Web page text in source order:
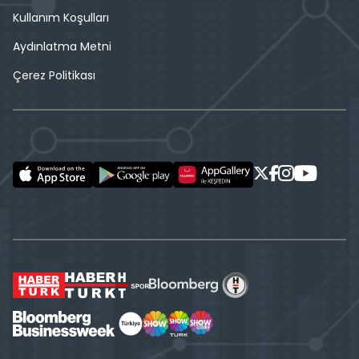
Kullanım Koşulları
Aydınlatma Metni
Çerez Politikası